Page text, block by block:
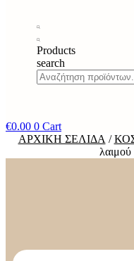
Products
search
€0.00 0 Cart
ΑΡΧΙΚΉ ΣΕΛΊΔΑ /